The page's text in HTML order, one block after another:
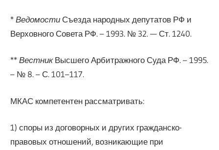
*Ведомости Съезда народных депутатов РФ и
Верховного Совета РФ. – 1993. № 32. — Ст. 1240.
**ВестникВысшего Арбитражного Суда РФ. – 1995.
– № 8. – С. 101–117.
МКАС компетентен рассматривать:
1) споры из договорных и других гражданско-
правовых отношений, возникающие при